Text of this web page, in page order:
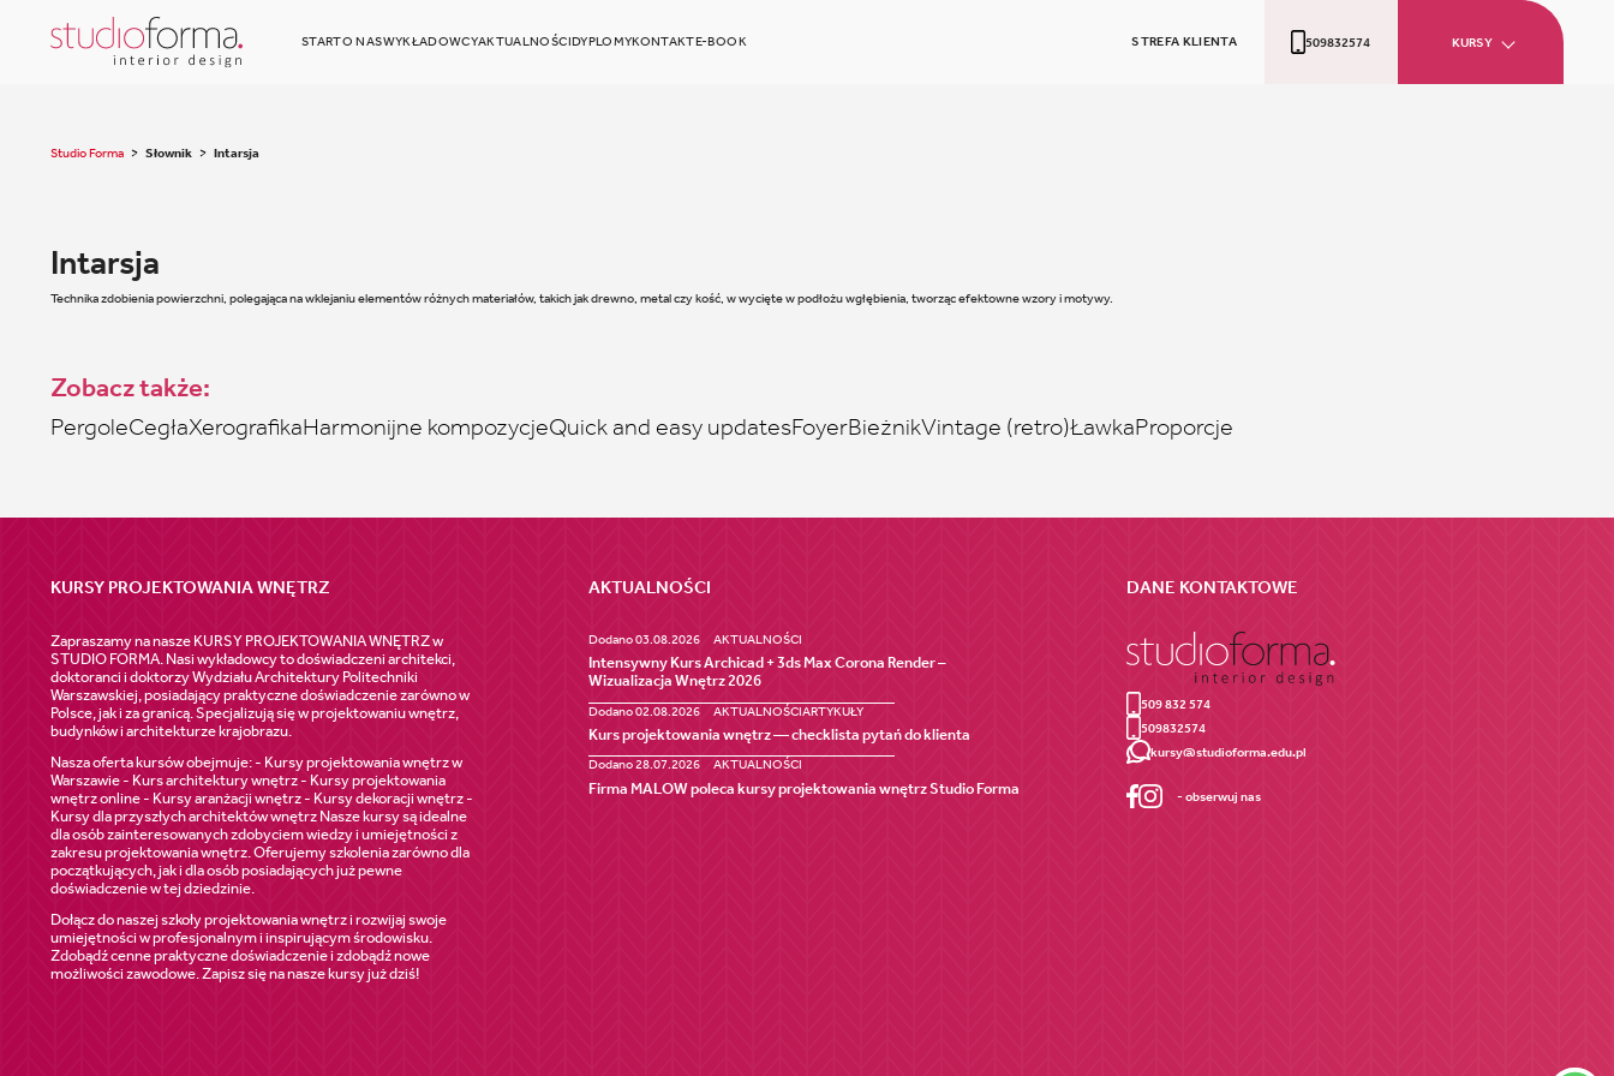
STARTO NASWYKŁADOWCYAKTUALNOŚCIDYPLOMYKONTAKTE-BOOK STREFA KLIENTA 509832574 KURSY
Studio Forma > Słownik > Intarsja
Intarsja
Technika zdobienia powierzchni, polegająca na wklejaniu elementów różnych materiałów, takich jak drewno, metal czy kość, w wycięte w podłożu wgłębienia, tworząc efektowne wzory i motywy.
Zobacz także:
PergoleCegłaXerografikaHarmonijne kompozycjeQuick and easy updatesFoyerBieżnikVintage (retro)ŁawkaProporcje
KURSY PROJEKTOWANIA WNĘTRZ
Zapraszamy na nasze KURSY PROJEKTOWANIA WNĘTRZ w
STUDIO FORMA. Nasi wykładowcy to doświadczeni architekci,
doktoranci i doktorzy Wydziału Architektury Politechniki
Warszawskiej, posiadający praktyczne doświadczenie zarówno w
Polsce, jak i za granicą. Specjalizują się w projektowaniu wnętrz,
budynków i architekturze krajobrazu.
Nasza oferta kursów obejmuje: - Kursy projektowania wnętrz w
Warszawie - Kurs architektury wnętrz - Kursy projektowania
wnętrz online - Kursy aranżacji wnętrz - Kursy dekoracji wnętrz -
Kursy dla przyszłych architektów wnętrz Nasze kursy są idealne
dla osób zainteresowanych zdobyciem wiedzy i umiejętności z
zakresu projektowania wnętrz. Oferujemy szkolenia zarówno dla
początkujących, jak i dla osób posiadających już pewne
doświadczenie w tej dziedzinie.
Dołącz do naszej szkoły projektowania wnętrz i rozwijaj swoje
umiejętności w profesjonalnym i inspirującym środowisku.
Zdobądź cenne praktyczne doświadczenie i zdobądź nowe
możliwości zawodowe. Zapisz się na nasze kursy już dziś!
AKTUALNOŚCI
Dodano 03.08.2026 AKTUALNOŚCI
Intensywny Kurs Archicad + 3ds Max Corona Render –
Wizualizacja Wnętrz 2026
Dodano 02.08.2026 AKTUALNOŚCIARTYKUŁY
Kurs projektowania wnętrz — checklista pytań do klienta
Dodano 28.07.2026 AKTUALNOŚCI
Firma MALOW poleca kursy projektowania wnętrz Studio Forma
DANE KONTAKTOWE
509 832 574
509832574
kursy@studioforma.edu.pl
- obserwuj nas